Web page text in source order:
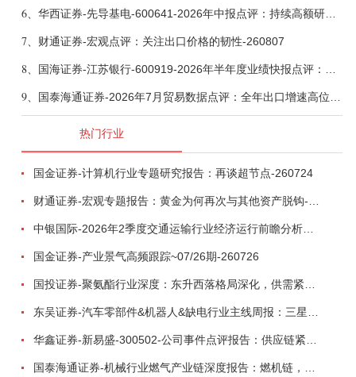
6、 华西证券-先导基电-600641-2026年中报点评：持续高额研发投入，离子注入机、半导体材料加速突破-260802
7、 财通证券-宏观点评：关注出口价格的韧性-260807
8、 国海证券-江苏银行-600919-2026年半年度业绩快报点评：营收加速增长，风险抵补能力充足-260807
9、 国泰海通证券-2026年7月贸易数据点评：全年出口增速高位或已现-260807
热门行业
国金证券-计算机行业专题研究报告：再谈超节点-260724
财通证券-宏观专题报告：黄金为何再次与其他资产脱钩-260726
中银国际-2026年2季度交通运输行业经济运行前瞻分析：地缘冲突致航运和航空景气度分化，交通基础设施板块总体呈现稳健特征-260724
国金证券-产业景气高频跟踪~07/26期-260726
国投证券-聚氨酯行业深度：东升西落格局深化，供需紧平衡驱动盈利修复-260804
东吴证券-汽车零部件&机器人&缺电行业主线周报：三星电子设立RX机器人事业部，GEV披露二季度业绩及扩产计划-260726
华鑫证券-新易盛-300502-公司事件点评报告：供应链紧张逐步缓解，订单交付快速增长-260724
国泰海通证券-机械行业燃气产业链深度报告：燃机链，受益数据中心与能源转型，供需错配下国产厂商迎全球性机遇-260728